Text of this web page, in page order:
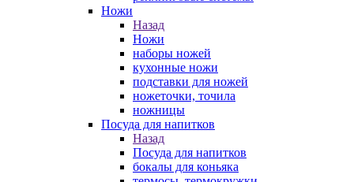
Ножи
Назад
Ножи
наборы ножей
кухонные ножи
подставки для ножей
ножеточки, точила
ножницы
Посуда для напитков
Назад
Посуда для напитков
бокалы для коньяка